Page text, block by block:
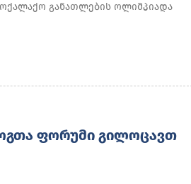
განათლების ოლიმპიადა
ᲤᲝᲠᲣᲛᲘ ᲒᲘᲚᲝᲪᲐᲕᲗ